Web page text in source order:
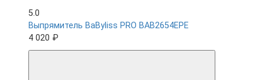
5.0
Выпрямитель BaByliss PRO BAB2654EPE
4 020 ₽